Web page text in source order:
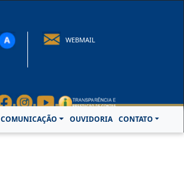
WEBMAIL
COMUNICAÇÃO OUVIDORIA CONTATO